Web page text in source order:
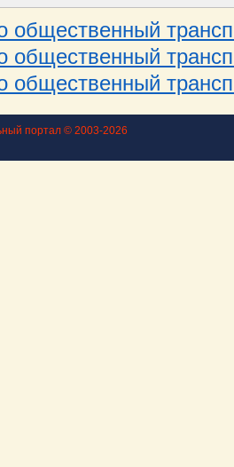
общественный
общественный
общественный
портал © 2003-2026